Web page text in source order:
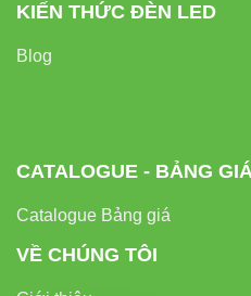
KIẾN THỨC ĐÈN LED
Blog
CATALOGUE - BẢNG
Catalogue Bảng giá
VỀ CHÚNG TÔI